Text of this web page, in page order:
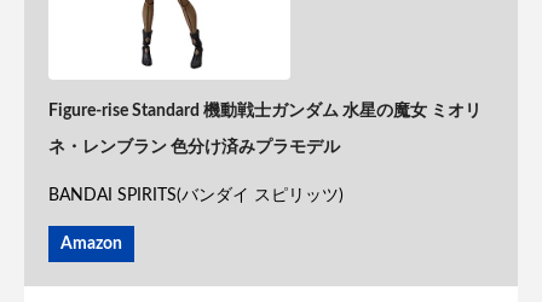
Figure-rise Standard 機動戦士ガンダム 水星の魔女 ミオリ
ネ・レンブラン 色分け済みプラモデル
BANDAI SPIRITS(バンダイ スピリッツ)
Amazon